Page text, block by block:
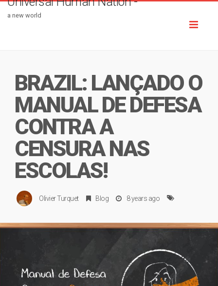
a new world
BRAZIL: LANÇADO O
MANUAL DE DEFESA
CONTRA A
CENSURA NAS
ESCOLAS!
Olivier Turquet Blog 8 years ago